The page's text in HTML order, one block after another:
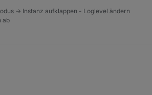
-> Instanz aufklappen - Loglevel ändern
ab